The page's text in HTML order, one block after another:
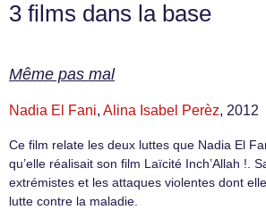
3 films dans la base
Même pas mal
Nadia El Fani, Alina Isabel Perèz, 2012
Ce film relate les deux luttes que Nadia El
qu’elle réalisait son film Laïcité Inch’Allah !.
extrémistes et les attaques violentes dont
lutte contre la maladie.